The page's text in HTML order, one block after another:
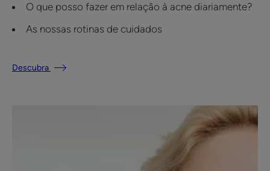
O que posso fazer em relação à acne diariamente?
As nossas rotinas de cuidados
Descubra